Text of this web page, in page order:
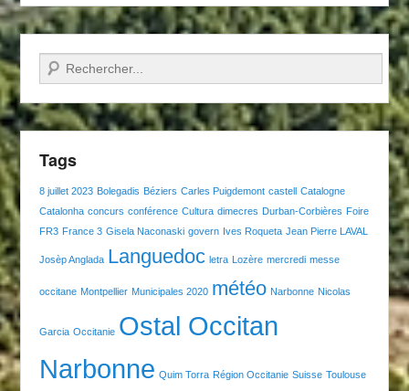
Recherche
Tags
8 juillet 2023 Bolegadis Béziers Carles Puigdemont castell Catalogne
Catalonha concurs conférence Cultura dimecres Durban-Corbières Foire
FR3 France 3 Gisela Naconaski govern Ives Roqueta Jean Pierre LAVAL
Josèp Anglada Languedoc letra Lozère mercredi messe
occitane Montpellier Municipales 2020 météo Narbonne Nicolas
Garcia Occitanie Ostal Occitan
Narbonne Quim Torra Région Occitanie Suisse Toulouse